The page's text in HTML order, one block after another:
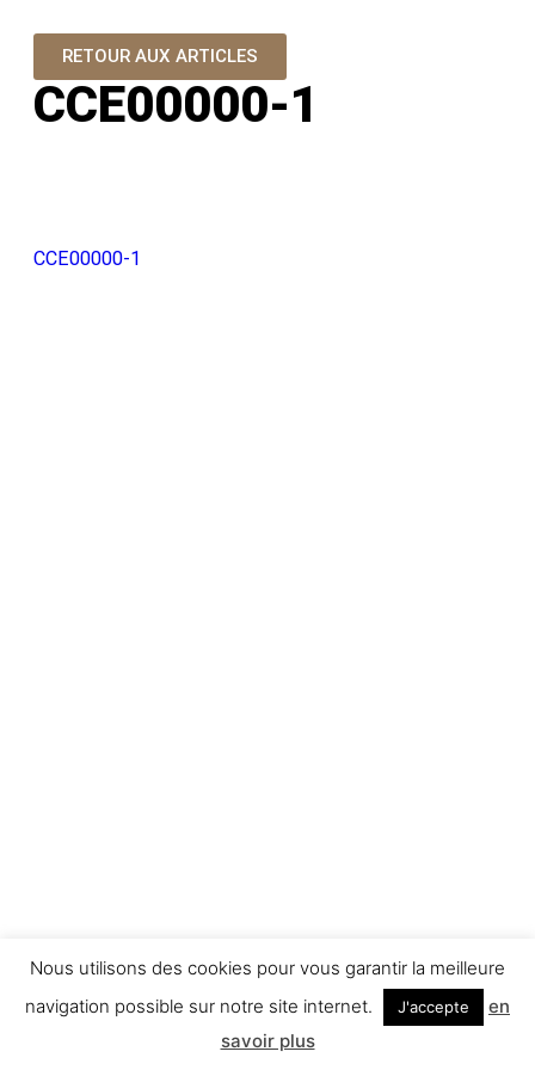
RETOUR AUX ARTICLES
CCE00000-1
CCE00000-1
Nous utilisons des cookies pour vous garantir la meilleure
navigation possible sur notre site internet.
J'accepte
en
savoir plus